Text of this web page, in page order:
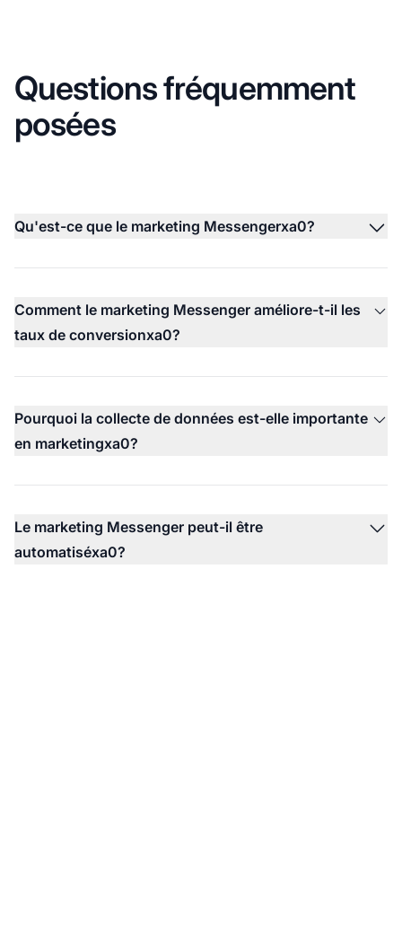
Questions fréquemment
posées
Qu'est-ce que le marketing Messengerxa0?
Comment le marketing Messenger améliore-t-il les
taux de conversionxa0?
Pourquoi la collecte de données est-elle importante
en marketingxa0?
Le marketing Messenger peut-il être
automatiséxa0?